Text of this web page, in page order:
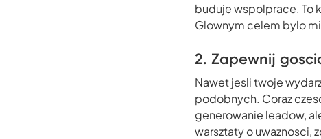
buduje wspolprace. To
Glownym celem bylo
2. Zapewnij
Nawet jesli twoje
podobnych. Coraz
generowanie leadow,
warsztaty o uwaznosci,